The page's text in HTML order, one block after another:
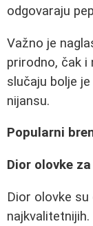
odgovaraju
Važno je
prirodno, čak i
slučaju bolje
nijansu.
Popularni
Dior olovke
Dior olovke